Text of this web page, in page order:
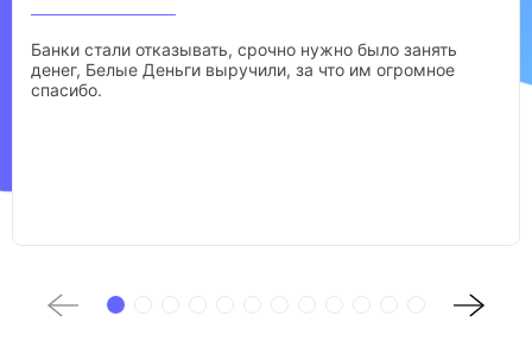
Банки стали отказывать, срочно нужно было занять
денег, Белые Деньги выручили, за что им огромное
спасибо.